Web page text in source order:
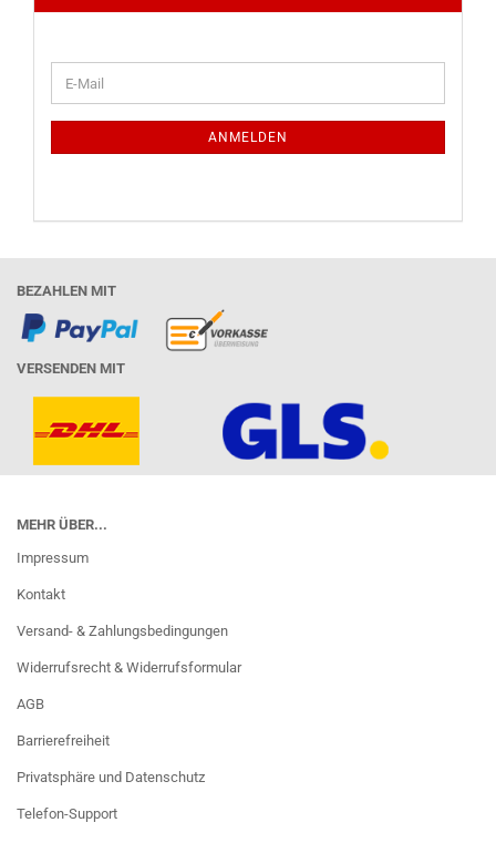
ZUR
E-
Mail
ANMELDEN
BEZAHLEN MIT
VERSENDEN MIT
MEHR ÜBER...
Impressum
Kontakt
Versand- & Zahlungsbedingungen
Widerrufsrecht & Widerrufsformular
AGB
Barrierefreiheit
Privatsphäre und Datenschutz
Telefon-Support